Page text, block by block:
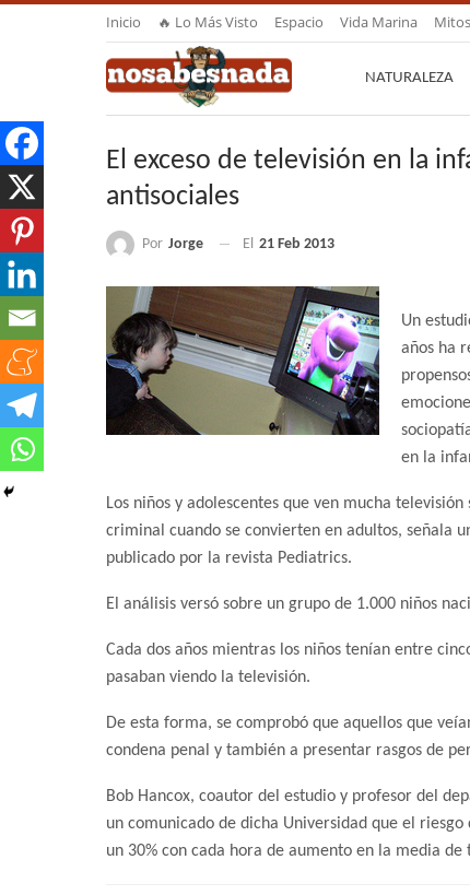
Inicio 🔥 Lo Más Visto Espacio Vida Marina Mitos
NATURALEZA
El exceso de televisión en la
antisociales
Por Jorge El 21 Feb 2013
Un
años ha
en la
Los niños y adolescentes que ven mucha
criminal cuando se convierten en adultos, señala
publicado por la revista Pediatrics.
El análisis versó sobre un grupo de 1.000 niños
Cada dos años mientras los niños tenían entre
pasaban viendo la televisión.
De esta forma, se comprobó que aquellos que
condena penal y también a presentar rasgos de
Bob Hancox, coautor del estudio y profesor del
un comunicado de dicha Universidad que el
un 30% con cada hora de aumento en la media